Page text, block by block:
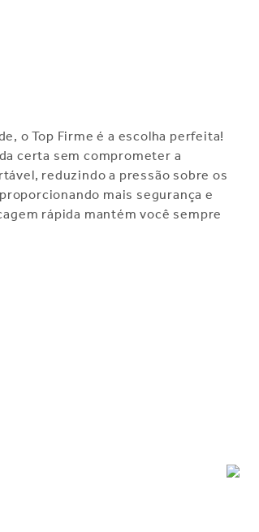
o Top Firme é a escolha perfeita!
certa sem comprometer a
reduzindo a pressão sobre os
mais segurança e
rápida mantém você sempre